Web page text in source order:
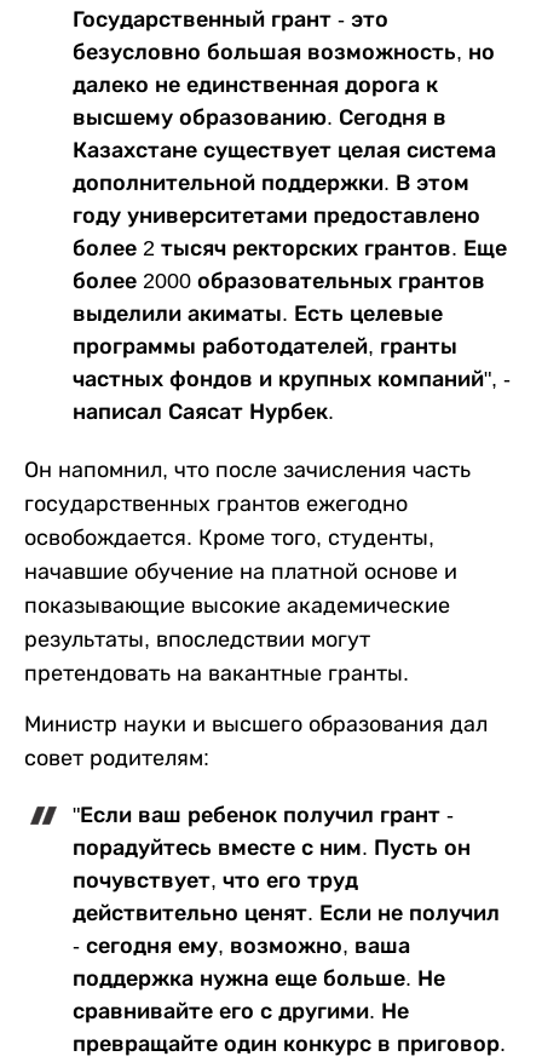
Государственный грант - это
безусловно большая возможность, но
далеко не единственная дорога к
высшему образованию. Сегодня в
Казахстане существует целая система
дополнительной поддержки. В этом
году университетами предоставлено
более 2 тысяч ректорских грантов. Еще
более 2000 образовательных грантов
выделили акиматы. Есть целевые
программы работодателей, гранты
частных фондов и крупных компаний", -
написал Саясат Нурбек.
Он напомнил, что после зачисления часть
государственных грантов ежегодно
освобождается. Кроме того, студенты,
начавшие обучение на платной основе и
показывающие высокие академические
результаты, впоследствии могут
претендовать на вакантные гранты.
Министр науки и высшего образования дал
совет родителям:
"Если ваш ребенок получил грант -
порадуйтесь вместе с ним. Пусть он
почувствует, что его труд
действительно ценят. Если не получил
- сегодня ему, возможно, ваша
поддержка нужна еще больше. Не
сравнивайте его с другими. Не
превращайте один конкурс в приговор.